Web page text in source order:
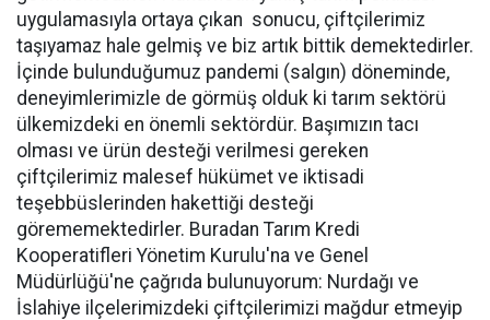
uygulamasıyla ortaya çıkan sonucu, çiftçilerimiz
taşıyamaz hale gelmiş ve biz artık bittik demektedirler.
İçinde bulunduğumuz pandemi (salgın) döneminde,
deneyimlerimizle de görmüş olduk ki tarım sektörü
ülkemizdeki en önemli sektördür. Başımızın tacı
olması ve ürün desteği verilmesi gereken
çiftçilerimiz malesef hükümet ve iktisadi
teşebbüslerinden hakettiği desteği
görememektedirler. Buradan Tarım Kredi
Kooperatifleri Yönetim Kurulu'na ve Genel
Müdürlüğü'ne çağrıda bulunuyorum: Nurdağı ve
İslahiye ilçelerimizdeki çiftçilerimizi mağdur etmeyip